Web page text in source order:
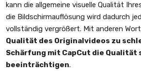
kann die allgemeine visuelle Qualität
die Bildschirmauflösung wird dadurch
vollständig vergrößert. Mit anderen
Qualität des Originalvideos zu
Schärfung mit CapCut die Qualität
beeinträchtigen.